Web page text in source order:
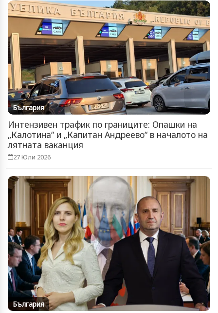
България
Интензивен трафик по границите: Опашки на
„Калотина“ и „Капитан Андреево“ в началото на
лятната ваканция
27 Юли 2026
България